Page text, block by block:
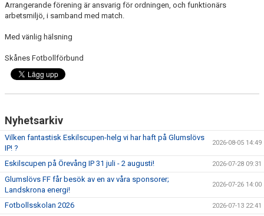
Arrangerande förening är ansvarig för ordningen, och funktionärs
arbetsmiljö, i samband med match.
Med vänlig hälsning
Skånes Fotbollförbund
Nyhetsarkiv
Vilken fantastisk Eskilscupen-helg vi har haft på Glumslövs
IP! ?
2026-08-05 14:49
Eskilscupen på Örevång IP 31 juli - 2 augusti! 2026-07-28 09:31
Glumslövs FF får besök av en av våra sponsorer;
Landskrona energi!
2026-07-26 14:00
Fotbollsskolan 2026 2026-07-13 22:41